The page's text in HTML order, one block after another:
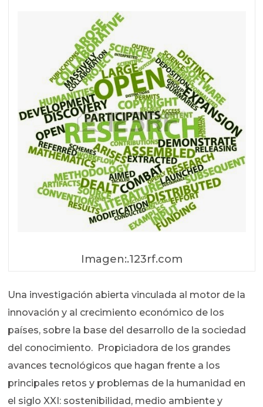
Imagen:.123rf.com
Una investigación abierta vinculada al motor de la
innovación y al crecimiento económico de los
países, sobre la base del desarrollo de la sociedad
del conocimiento. Propiciadora de los grandes
avances tecnológicos que hagan frente a los
principales retos y problemas de la humanidad en
el siglo XXI: sostenibilidad, medio ambiente y